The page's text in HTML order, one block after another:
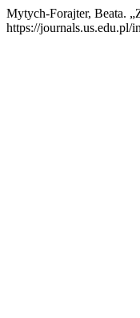
Mytych-Forajter, Beata.
https://